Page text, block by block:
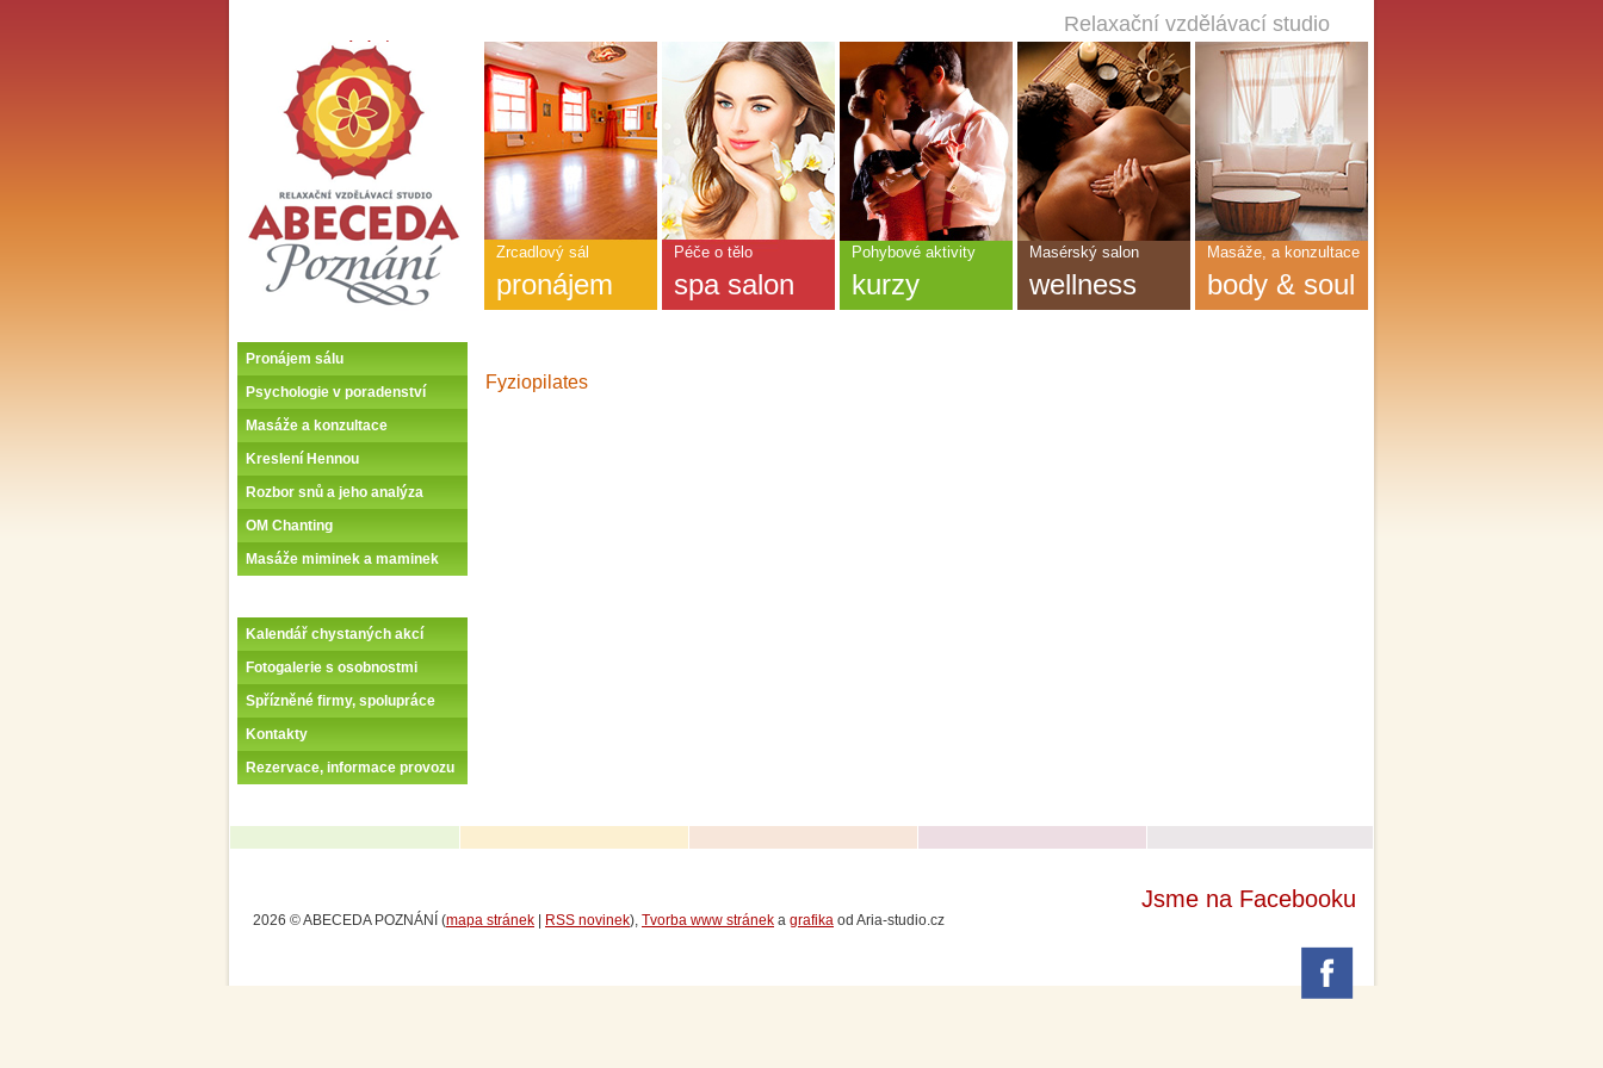
ABECEDA POZNÁNÍ -
Relaxační vzdělávací studio
Fyziopilates
Pronájem sálu
Psychologie v poradenství
Masáže a konzultace
Kreslení Hennou
Rozbor snů a jeho analýza
OM Chanting
Masáže miminek a maminek
Kalendář chystaných akcí
Fotogalerie s osobnostmi
Spřízněné firmy, spolupráce
Kontakty
Rezervace, informace provozu
Hlavní
nabídka
-
ABECEDA
POZNÁNÍ
Zrcadlový sál
pronájem
Péče o tělo
spa salon
Pohybové aktivity
kurzy
Masérský salon
wellness
Masáže, a konzultace
body & soul
2026 © ABECEDA POZNÁNÍ (mapa stránek RSS novinek), Tvorba www stránek a grafika od Aria-studio.cz
Jsme na Facebooku